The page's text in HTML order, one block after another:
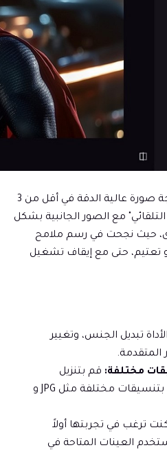
قام HitPaw FotorPea بمعالجة صورة عالية الدقة في أقل من 3
مع الصور الجانبية بشكل
حيث نجحت في رسم ملامح
أو تعتيم، حتى مع إيقاف تشغيل
تبديل الجنس، وتغيير
المتقدمة.
مختلفة: قم بتنزيل
صورك التي تم إنشاؤها بتنسيقات مختلفة مثل JPG و
ترغب في تجربتها أولاً
العينات المتاحة في